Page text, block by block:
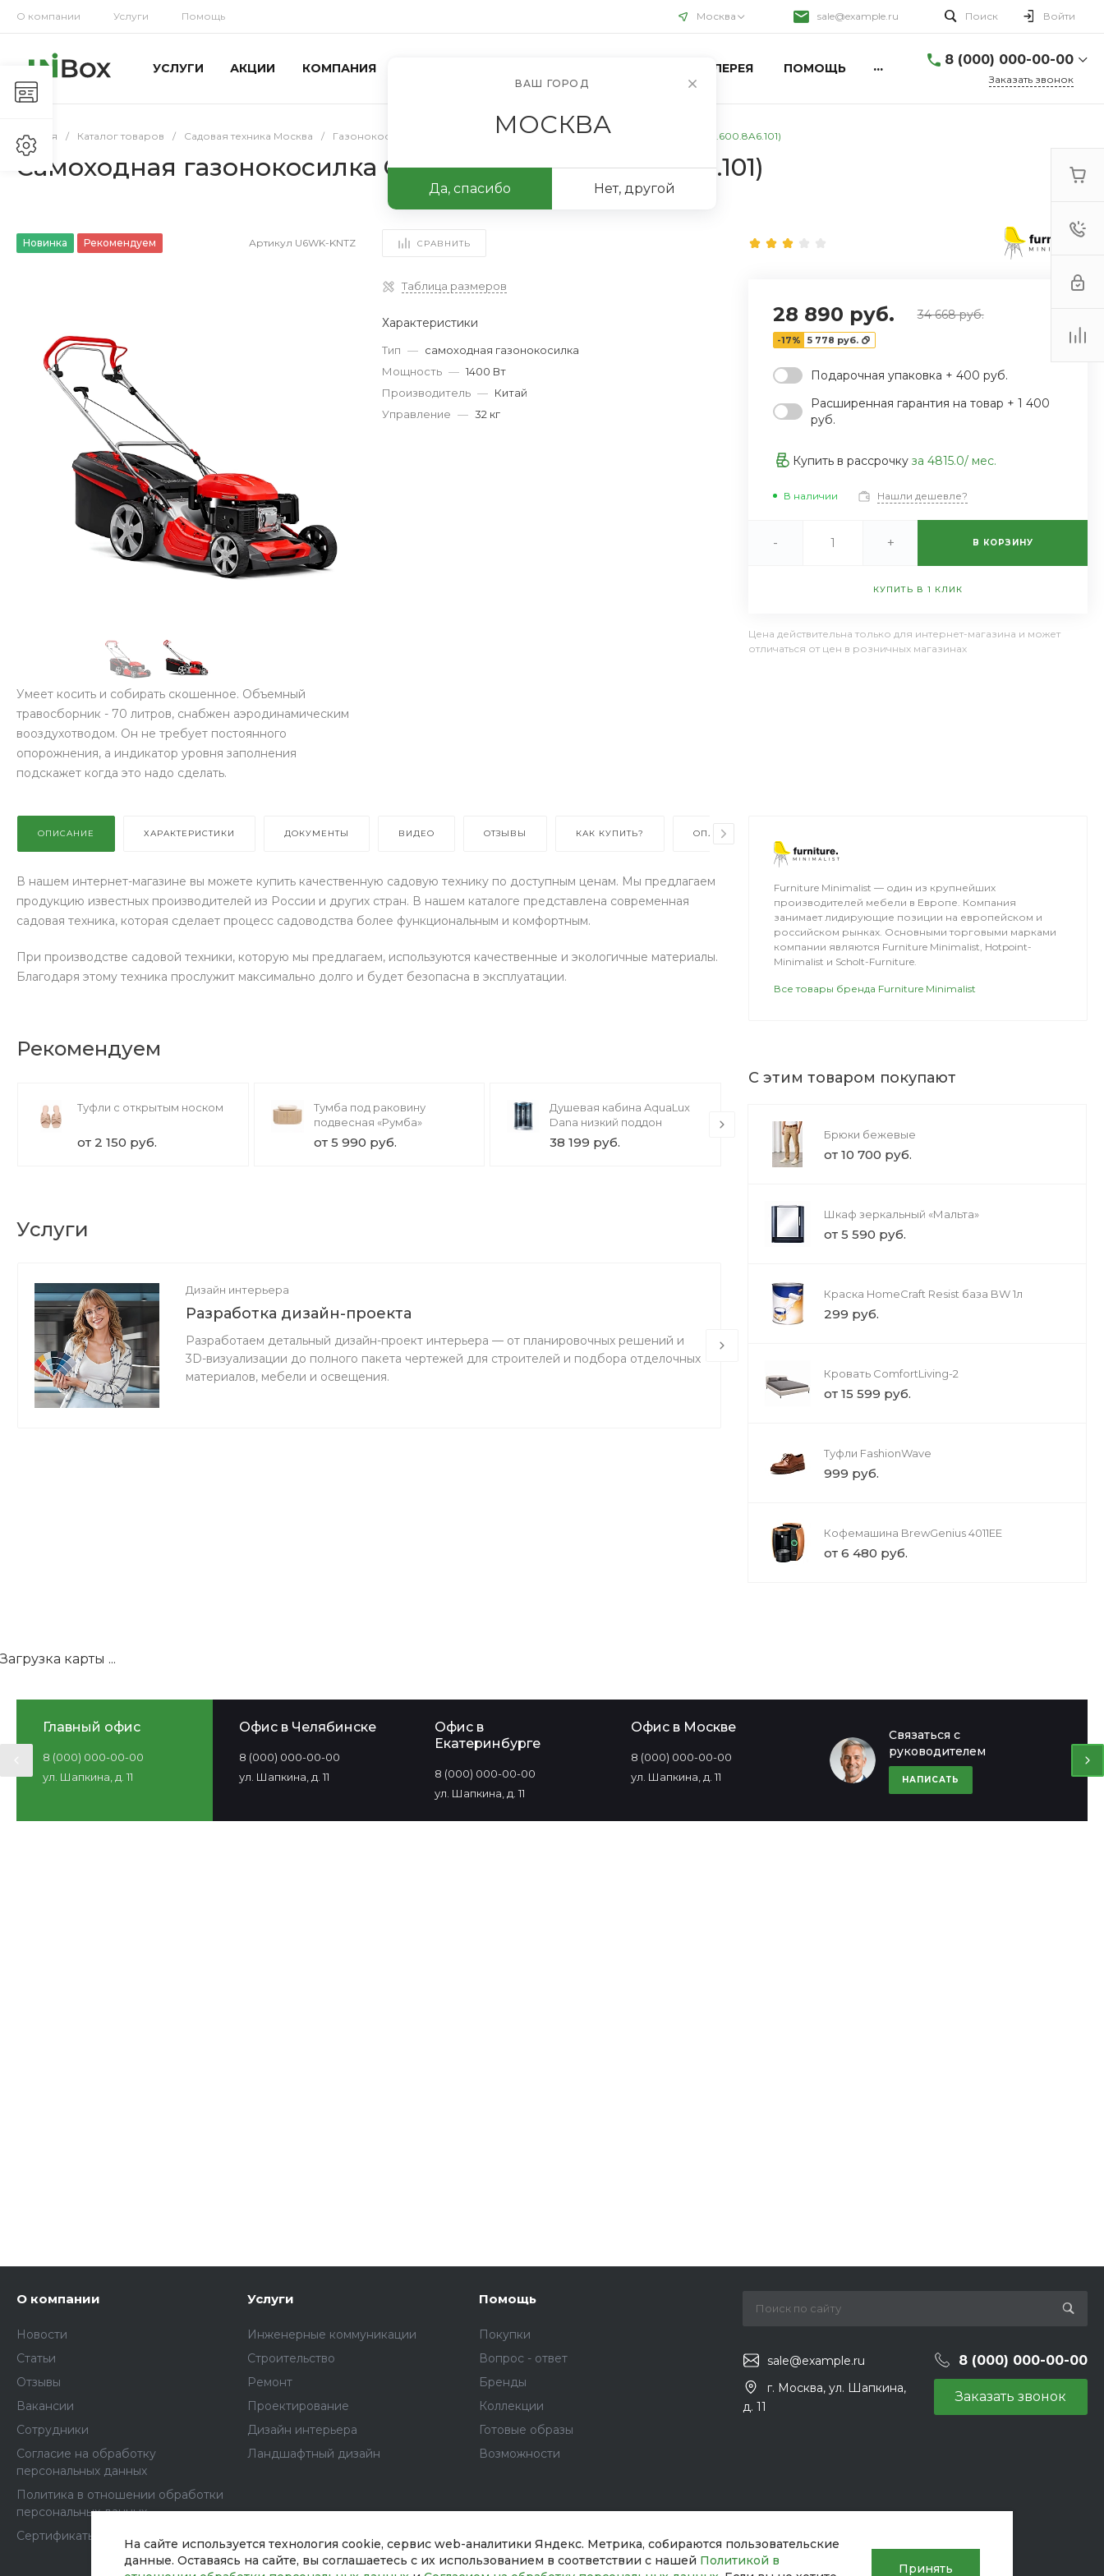
На сайте используется технология cookie, сервис web-аналитики Яндекс. Метрика, собираются пользовательские
данные. Оставаясь на сайте, вы соглашаетесь с их использованием в соответствии с нашей Политикой в
Принять
О компании Услуги Помощь Москва sale@example.ru Поиск Войти
УСЛУГИ АКЦИИ КОМПАНИЯ ФОТОГАЛЕРЕЯ ПОМОЩЬ ... 8 (000) 000-00-00
г. Москва, ул. Шапкина,
Пн-Пт 9:30-18:30 Сб-Вс
Выходной
sale@example.ru
д. 11
sale@example.ru
Заказать звонок
Главная / Каталог товаров / Садовая техника Москва / Газонокосилки Москва Cамоходная газонокосилка GreenSweep 34 (0.600.8A6.101)
Cамоходная газонокосилка GreenSweep 34 (0.600.8A6.101)
Новинка Рекомендуем Артикул U6WK-KNTZ СРАВНИТЬ
Умеет косить и собирать скошенное. Объемный
травосборник - 70 литров, снабжен аэродинамическим
вооздухотводом. Он не требует постоянного
опорожнения, а индикатор уровня заполнения
подскажет когда это надо сделать.
Таблица размеров
Характеристики
Тип — самоходная газонокосилка
Мощность — 1400 Вт
Производитель — Китай
Управление — 32 кг
28 890 руб. 34 668 руб.
-17% 5 778 руб.
Подарочная упаковка + 400 руб.
Расширенная гарантия на товар + 1 400
руб.
Купить в рассрочку за 4815.0/ мес.
В наличии Нашли дешевле?
- + В КОРЗИНУ
КУПИТЬ В 1 КЛИК
Цена действительна только для интернет-магазина и может
отличаться от цен в розничных магазинах
ОПИСАНИЕ ХАРАКТЕРИСТИКИ ДОКУМЕНТЫ ВИДЕО ОТЗЫВЫ КАК КУПИТЬ? ОПЛАТА
В нашем интернет-магазине вы можете купить качественную садовую технику по доступным ценам. Мы предлагаем
продукцию известных производителей из России и других стран. В нашем каталоге представлена современная
садовая техника, которая сделает процесс садоводства более функциональным и комфортным.
При производстве садовой техники, которую мы предлагаем, используются качественные и экологичные материалы.
Благодаря этому техника прослужит максимально долго и будет безопасна в эксплуатации.
Рекомендуем
Туфли с открытым носком
от 2 150 руб.
Тумба под раковину
подвесная «Румба»
от 5 990 руб.
Душевая кабина AquaLux
Dana низкий поддон
38 199 руб. 999 руб.
Услуги
Дизайн интерьера
Разработка дизайн-проекта
Разработаем детальный дизайн-проект интерьера — от планировочных решений и
3D-визуализации до полного пакета чертежей для строителей и подбора отделочных
материалов, мебели и освещения.
Строительство
ваше время и избавим от риска
Furniture Minimalist — один из крупнейших
производителей мебели в Европе. Компания
занимает лидирующие позиции на европейском и
российском рынках. Основными торговыми марками
компании являются Furniture Minimalist, Hotpoint-
Minimalist и Scholt-Furniture.
Все товары бренда Furniture Minimalist
С этим товаром покупают
Брюки бежевые
от 10 700 руб.
Шкаф зеркальный «Мальта»
от 5 590 руб.
Краска HomeCraft Resist база BW 1л
299 руб.
Кровать ComfortLiving-2
от 15 599 руб.
Туфли FashionWave
999 руб.
Кофемашина BrewGenius 4011EE
от 6 480 руб.
Связаться с
руководителем
НАПИСАТЬ
Главный офис
8 (000) 000-00-00
ул. Шапкина, д. 11
Офис в Челябинске
8 (000) 000-00-00
ул. Шапкина, д. 11
Офис в
Екатеринбурге
8 (000) 000-00-00
ул. Шапкина, д. 11
Офис в Москве
8 (000) 000-00-00
ул. Шапкина, д. 11
Офис в Москве
8 (000) 000-00-00
ул. Шапкина, д. 11
8 (000) 000-
ул. Шапкина, д.
Загрузка карты ...
О компании
Новости
Статьи
Отзывы
Вакансии
Сотрудники
Согласие на обработку
персональных данных
Политика в отношении обработки
персональных данных
Сертификаты
Услуги
Инженерные коммуникации
Строительство
Ремонт
Проектирование
Дизайн интерьера
Ландшафтный дизайн
Помощь
Покупки
Вопрос - ответ
Бренды
Коллекции
Готовые образы
Возможности
sale@example.ru 8 (000) 000-00-00
г. Москва, ул. Шапкина,
д. 11
Заказать звонок
ВАШ ГОРОД
МОСКВА
Да, спасибо Нет, другой